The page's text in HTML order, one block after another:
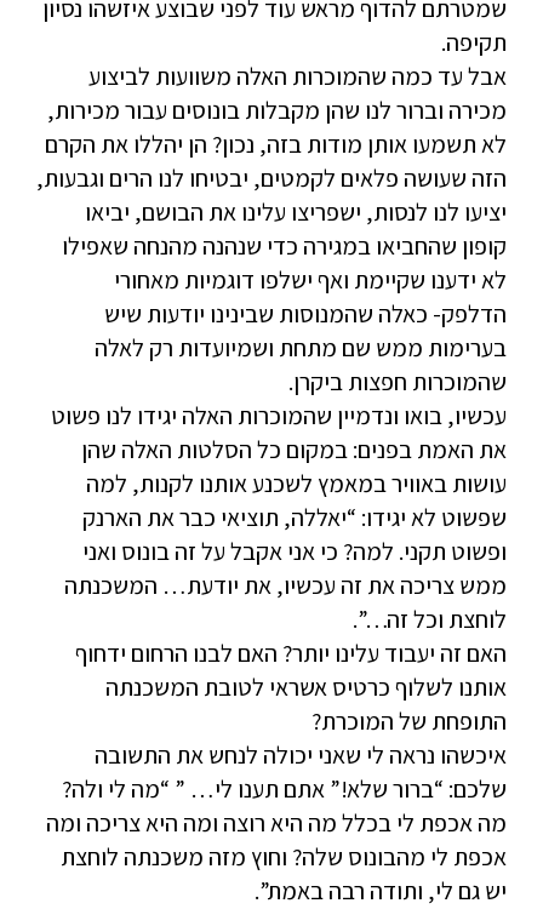
שמטרתם להדוף מראש עוד לפני שבוצע איזשהו נסיון
תקיפה.
אבל עד כמה שהמוכרות האלה משוועות לביצוע
מכירה וברור לנו שהן מקבלות בונוסים עבור מכירות,
לא תשמעו אותן מודות בזה, נכון? הן יהללו את הקרם
הזה שעושה פלאים לקמטים, יבטיחו לנו הרים וגבעות,
יציעו לנו לנסות, ישפריצו עלינו את הבושם, יביאו
קופון שהחביאו במגירה כדי שנהנה מהנחה שאפילו
לא ידענו שקיימת ואף ישלפו דוגמיות מאחורי
הדלפק- כאלה שהמנוסות שבינינו יודעות שיש
בערימות ממש שם מתחת ושמיועדות רק לאלה
שהמוכרות חפצות ביקרן.
עכשיו, בואו ונדמיין שהמוכרות האלה יגידו לנו פשוט
את האמת בפנים: במקום כל הסלטות האלה שהן
עושות באוויר במאמץ לשכנע אותנו לקנות, למה
שפשוט לא יגידו: “יאללה, תוציאי כבר את הארנק
ופשוט תקני. למה? כי אני אקבל על זה בונוס ואני
ממש צריכה את זה עכשיו, את יודעת… המשכנתה
לוחצת וכל זה…”.
האם זה יעבוד עלינו יותר? האם לבנו הרחום ידחוף
אותנו לשלוף כרטיס אשראי לטובת המשכנתה
התופחת של המוכרת?
איכשהו נראה לי שאני יכולה לנחש את התשובה
שלכם: “ברור שלא!” אתם תענו לי… ” “מה לי ולה?
מה אכפת לי בכלל מה היא רוצה ומה היא צריכה ומה
אכפת לי מהבונוס שלה? וחוץ מזה משכנתה לוחצת
יש גם לי, ותודה רבה באמת”.